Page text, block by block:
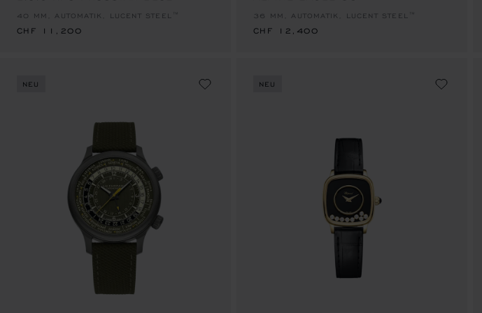
40 MM, AUTOMATIK, LUCENT STEEL™
CHF 11,200
36 MM, AUTOMATIK, LUCENT STEEL™
CHF 12,400
NEU NEU